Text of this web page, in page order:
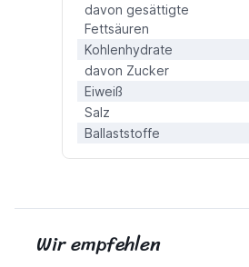
davon gesättigte
Fettsäuren
Kohlenhydrate
davon Zucker
Eiweiß
Salz
Ballaststoffe
Wir empfehlen